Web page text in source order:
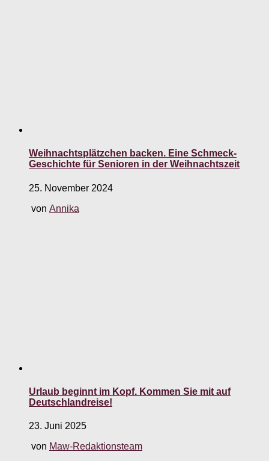
Weihnachtsplätzchen backen. Eine Schmeck-
Geschichte für Senioren in der Weihnachtszeit
25. November 2024
von Annika
Urlaub beginnt im Kopf. Kommen Sie mit auf
Deutschlandreise!
23. Juni 2025
von Maw-Redaktionsteam